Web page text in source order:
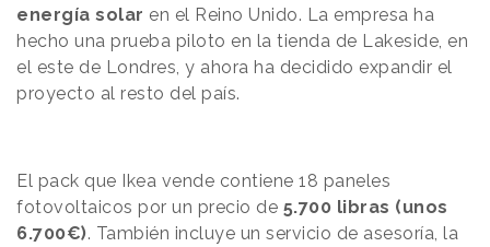
energía solar en el Reino Unido. La empresa ha
hecho una prueba piloto en la tienda de Lakeside, en
el este de Londres, y ahora ha decidido expandir el
proyecto al resto del país.
El pack que Ikea vende contiene 18 paneles
fotovoltaicos por un precio de 5.700 libras (unos
6.700€). También incluye un servicio de asesoría, la